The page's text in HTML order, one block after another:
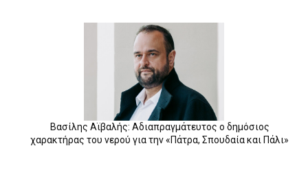
Βασίλης Αϊβαλής: Αδιαπραγμάτευτος ο δημόσιος
χαρακτήρας του νερού για την «Πάτρα, Σπουδαία και Πάλι»